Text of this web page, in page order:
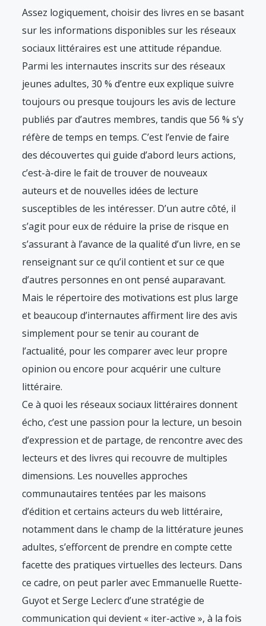
Assez logiquement, choisir des livres en se basant
sur les informations disponibles sur les réseaux
sociaux littéraires est une attitude répandue.
Parmi les internautes inscrits sur des réseaux
jeunes adultes, 30 % d’entre eux explique suivre
toujours ou presque toujours les avis de lecture
publiés par d’autres membres, tandis que 56 % s’y
réfère de temps en temps. C’est l’envie de faire
des découvertes qui guide d’abord leurs actions,
c’est-à-dire le fait de trouver de nouveaux
auteurs et de nouvelles idées de lecture
susceptibles de les intéresser. D’un autre côté, il
s’agit pour eux de réduire la prise de risque en
s’assurant à l’avance de la qualité d’un livre, en se
renseignant sur ce qu’il contient et sur ce que
d’autres personnes en ont pensé auparavant.
Mais le répertoire des motivations est plus large
et beaucoup d’internautes affirment lire des avis
simplement pour se tenir au courant de
l’actualité, pour les comparer avec leur propre
opinion ou encore pour acquérir une culture
littéraire.
Ce à quoi les réseaux sociaux littéraires donnent
écho, c’est une passion pour la lecture, un besoin
d’expression et de partage, de rencontre avec des
lecteurs et des livres qui recouvre de multiples
dimensions. Les nouvelles approches
communautaires tentées par les maisons
d’édition et certains acteurs du web littéraire,
notamment dans le champ de la littérature jeunes
adultes, s’efforcent de prendre en compte cette
facette des pratiques virtuelles des lecteurs. Dans
ce cadre, on peut parler avec Emmanuelle Ruette-
Guyot et Serge Leclerc d’une stratégie de
communication qui devient « iter-active », à la fois